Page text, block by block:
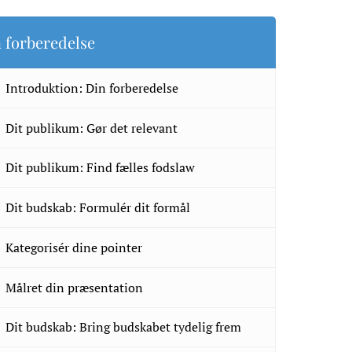
forberedelse
Introduktion: Din forberedelse
Dit publikum: Gør det relevant
Dit publikum: Find fælles fodslaw
Dit budskab: Formulér dit formål
Kategorisér dine pointer
Målret din præsentation
Dit budskab: Bring budskabet tydelig frem